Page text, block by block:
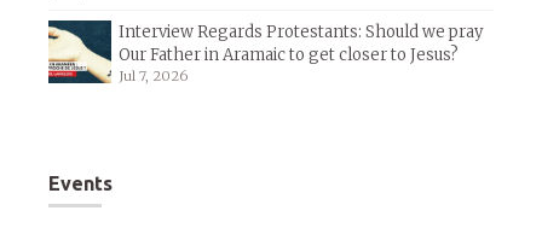
Interview Regards Protestants: Should we pray
Our Father in Aramaic to get closer to Jesus?
Jul 7, 2026
Events